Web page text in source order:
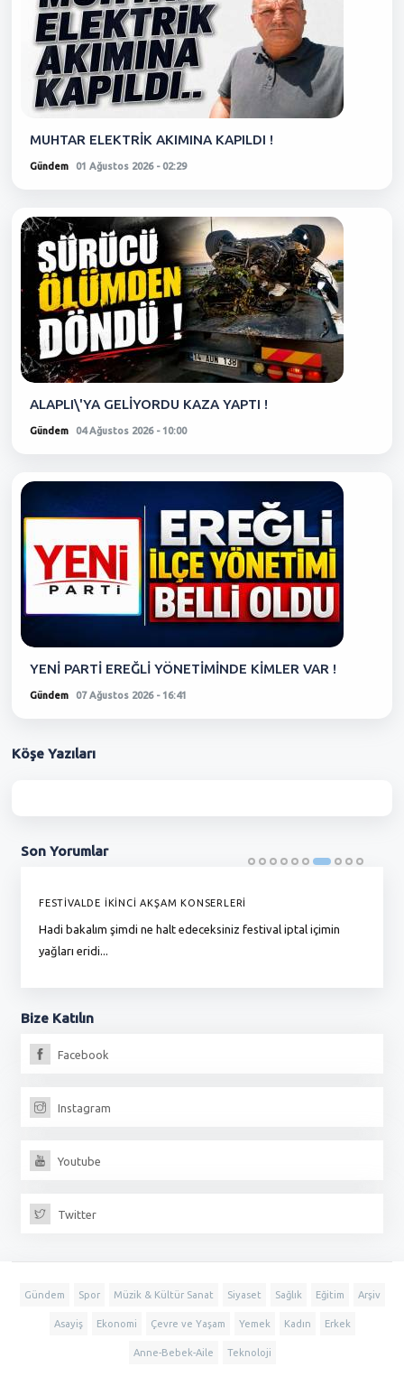
MUHTAR ELEKTRİK AKIMINA KAPILDI !
Gündem 01 Ağustos 2026 - 02:29
ALAPLI\'YA GELİYORDU KAZA YAPTI !
Gündem 04 Ağustos 2026 - 10:00
YENİ PARTİ EREĞLİ YÖNETİMİNDE KİMLER VAR !
Gündem 07 Ağustos 2026 - 16:41
Köşe Yazıları
Son Yorumlar
FESTİVALDE İKİNCİ AKŞAM KONSERLERİ
Hadi bakalım şimdi ne halt edeceksiniz festival iptal içimin
yağları eridi...
Bize Katılın
Facebook
Instagram
Youtube
Twitter
Gündem Spor Müzik & Kültür Sanat Siyaset Sağlık Eğitim Arşiv
Asayiş Ekonomi Çevre ve Yaşam Yemek Kadın Erkek
Anne-Bebek-Aile Teknoloji